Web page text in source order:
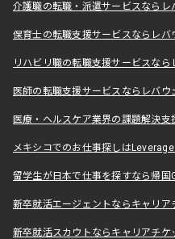
介護職の転職・派遣サービスならレ
保育士の転職支援サービスならレバ
リハビリ職の転職支援サービスなら
医師の転職支援サービスならレバウ
医療・ヘルスケア業界の課題解決
メキシコでのお仕事探しは
留学生が日本で仕事を探すなら帰国
新卒就活エージェントならキャリア
新卒就活スカウトならキャリアチケ